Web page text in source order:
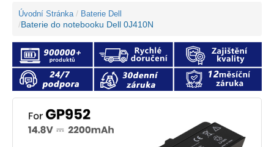
Úvodní Stránka Baterie Dell
Baterie do notebooku Dell 0J410N